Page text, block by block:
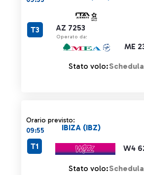
AZ 7253
Operato da:
ME
T3
Stato volo:
Orario previsto:
09:55
W4
IBIZA (IBZ)
T1
Stato volo: